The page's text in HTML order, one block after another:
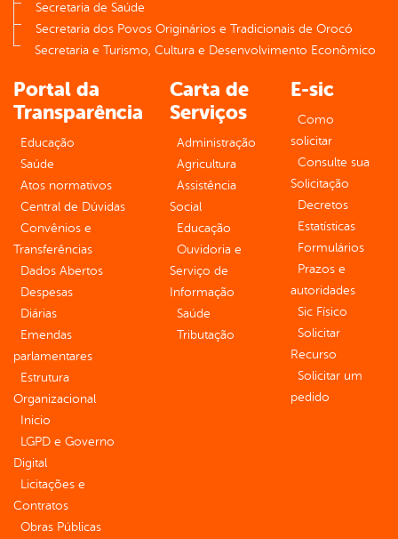
Secretaria de Saúde
Secretaria dos Povos Originários e Tradicionais de Orocó
Secretaria e Turismo, Cultura e Desenvolvimento Econômico
Portal da
Transparência
Educação
Saúde
Atos normativos
Central de Dúvidas
Convênios e
Transferências
Dados Abertos
Despesas
Diárias
Emendas
parlamentares
Estrutura
Organizacional
Inicio
LGPD e Governo
Digital
Licitações e
Contratos
Obras Públicas
Carta de
Serviços
Administração
Agricultura
Assistência
Social
Educação
Ouvidoria e
Serviço de
Informação
Saúde
Tributação
E-sic
Como
solicitar
Consulte sua
Solicitação
Decretos
Estatísticas
Formulários
Prazos e
autoridades
Sic Físico
Solicitar
Recurso
Solicitar um
pedido